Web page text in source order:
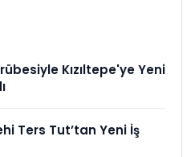
Kızıltepe'ye Yeni
Ters Tut’tan Yeni İş